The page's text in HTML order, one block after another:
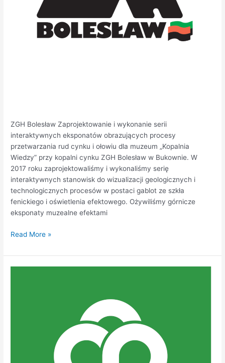
ZGH Bolesław​ Zaprojektowanie i wykonanie serii
interaktywnych eksponatów obrazujących procesy
przetwarzania rud cynku i ołowiu dla muzeum „Kopalnia
Wiedzy” przy kopalni cynku ZGH Bolesław w Bukownie. W
2017 roku zaprojektowaliśmy i wykonaliśmy serię
interaktywnych stanowisk do wizualizacji geologicznych i
technologicznych procesów w postaci gablot ze szkła
fenickiego i oświetlenia efektowego. Ożywiliśmy górnicze
eksponaty muzealne efektami
Read More »